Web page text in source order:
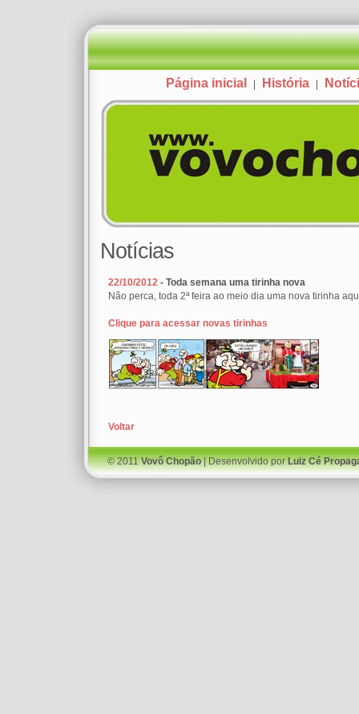
Página inicial História
Notícias
22/10/2012 - Toda semana uma tirinha nova
Não perca, toda 2ª feira ao meio dia uma nova tirinha
Clique para acessar novas tirinhas
Voltar
© 2011Vovô Chopão| Desenvolvido porLuiz Cé